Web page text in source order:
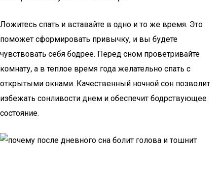
Ложитесь спать и вставайте в одно и то же время. Это
поможет сформировать привычку, и вы будете
чувствовать себя бодрее. Перед сном проветривайте
комнату, а в теплое время года желательно спать с
открытыми окнами. Качественный ночной сон позволит
избежать сонливости днем и обеспечит бодрствующее
состояние.